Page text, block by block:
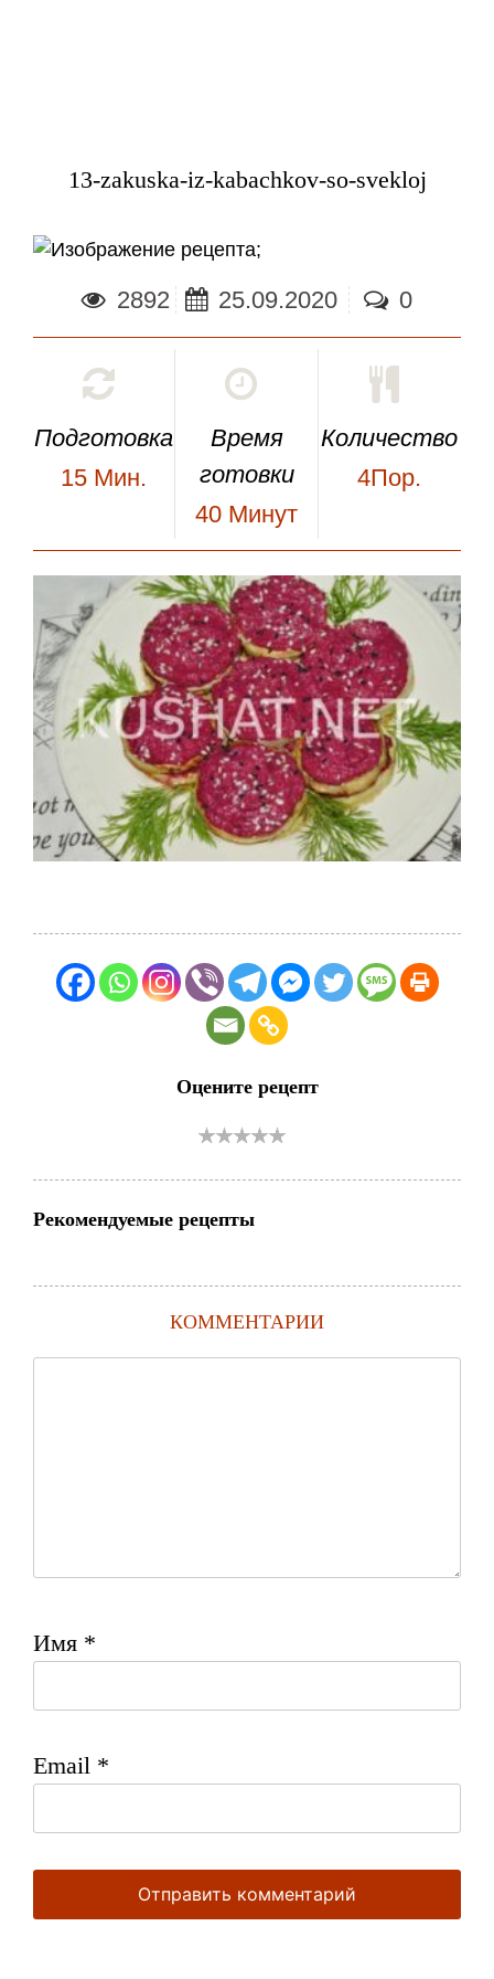
13-zakuska-iz-kabachkov-so-svekloj
;
2892 25.09.2020 0
Подготовка
15 Мин.
Время
готовки
40 Минут
Количество
4Пор.
Оцените рецепт
Рекомендуемые рецепты
КОММЕНТАРИИ
Имя *
Email *